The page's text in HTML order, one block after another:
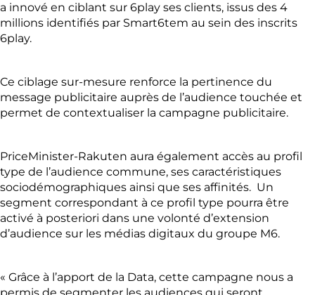
a innové en ciblant sur 6play ses clients, issus des 4
millions identifiés par Smart6tem au sein des inscrits
6play.
Ce ciblage sur-mesure renforce la pertinence du
message publicitaire auprès de l’audience touchée et
permet de contextualiser la campagne publicitaire.
PriceMinister-Rakuten aura également accès au profil
type de l’audience commune, ses caractéristiques
sociodémographiques ainsi que ses affinités. Un
segment correspondant à ce profil type pourra être
activé à posteriori dans une volonté d’extension
d’audience sur les médias digitaux du groupe M6.
« Grâce à l’apport de la Data, cette campagne nous a